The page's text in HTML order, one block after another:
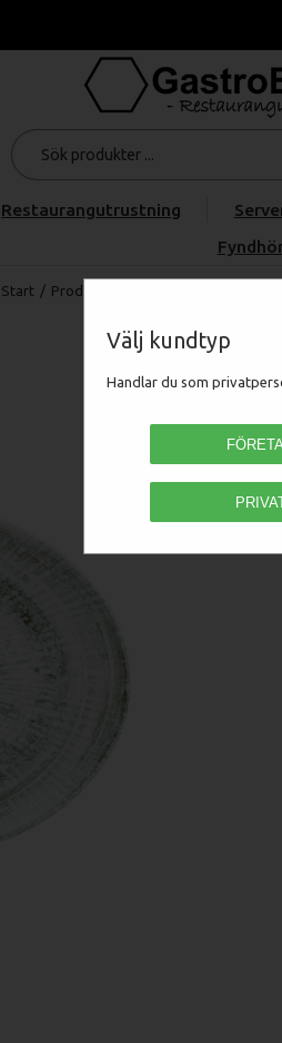
Välj kundtyp
Handlar du som
Restaurangutrustning
Start / Produkter